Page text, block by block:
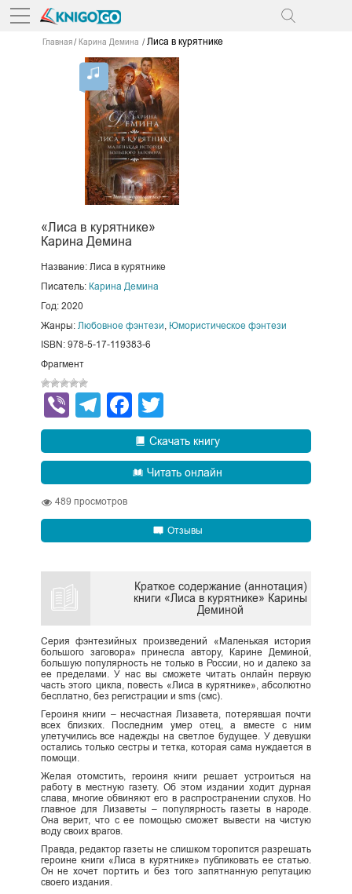
Главная Карина Демина Лиса в курятнике
«Лиса в курятнике»
Карина Демина
Название: Лиса в курятнике
Писатель: Карина Демина
Год: 2020
Жанры: Любовное фэнтези Юмористическое фэнтези
ISBN: 978-5-17-119383-6
Фрагмент
ViberTelegram
Facebook
Скачать книгу
Читать онлайн
489 просмотров
Отзывы
Краткое содержание (аннотация)
книги «Лиса в курятнике» Карины
Деминой
Серия фэнтезийных произведений «Маленькая история
большого заговора» принесла автору, Карине Деминой,
большую популярность не только в России, но и далеко за
ее пределами. У нас вы сможете читать онлайн первую
часть этого цикла, повесть «Лиса в курятнике», абсолютно
бесплатно, без регистрации и sms (смс).
Героиня книги – несчастная Лизавета, потерявшая почти
всех близких. Последним умер отец, а вместе с ним
улетучились все надежды на светлое будущее. У девушки
остались только сестры и тетка, которая сама нуждается в
помощи.
Желая отомстить, героиня книги решает устроиться на
работу в местную газету. Об этом издании ходит дурная
слава, многие обвиняют его в распространении слухов. Но
главное для Лизаветы – популярность газеты в народе.
Она верит, что с ее помощью сможет вывести на чистую
воду своих врагов.
Правда, редактор газеты не слишком торопится разрешать
героине книги «Лиса в курятнике» публиковать ее статью.
Он не хочет портить и без того запятнанную репутацию
своего издания.